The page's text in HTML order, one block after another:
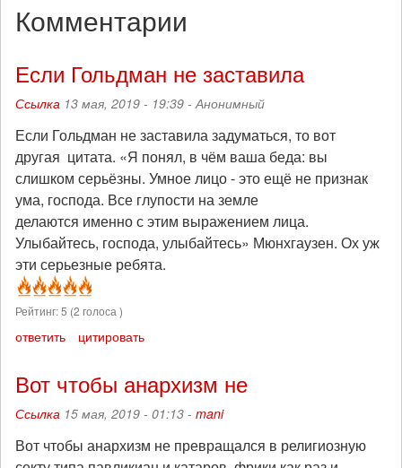
Комментарии
Если Гольдман не заставила
Ссылка 13 мая, 2019 - 19:39 -Анонимный
Если Гольдман не заставила задуматься, то вот
другая цитата. «Я понял, в чём ваша беда: вы
слишком серьёзны. Умное лицо - это ещё не признак
ума, господа. Все глупости на земле
делаются именно с этим выражением лица.
Улыбайтесь, господа, улыбайтесь» Мюнхгаузен. Ох уж
эти серьезные ребята.
Рейтинг:5 (2 голоса )
ответить цитировать
Вот чтобы анархизм не
Ссылка 15 мая, 2019 - 01:13 - mani
Вот чтобы анархизм не превращался в религиозную